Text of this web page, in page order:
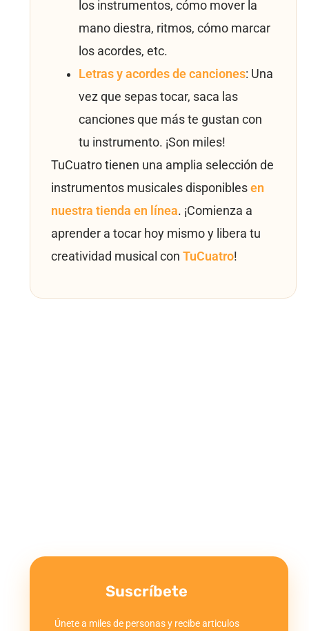
los instrumentos, cómo mover la
mano diestra, ritmos, cómo marcar
los acordes, etc.
Letras y acordes de canciones: Una
vez que sepas tocar, saca las
canciones que más te gustan con
tu instrumento. ¡Son miles!
TuCuatro tienen una amplia selección de
instrumentos musicales disponibles en
nuestra tienda en línea. ¡Comienza a
aprender a tocar hoy mismo y libera tu
creatividad musical con TuCuatro!
Suscríbete
Únete a miles de personas y recibe articulos